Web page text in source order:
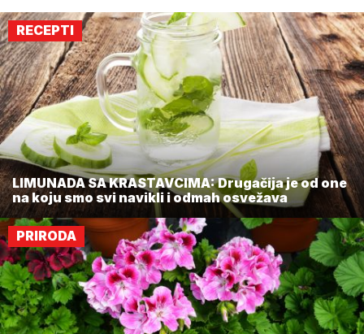
RECEPTI
LIMUNADA SA KRASTAVCIMA: Drugačija je od one
na koju smo svi navikli i odmah osvežava
PRIRODA